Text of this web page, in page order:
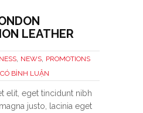
LEATHER
NEWS PROMOTIONS
BÌNH LUẬN
elit, eget tincidunt nibh
justo, lacinia eget